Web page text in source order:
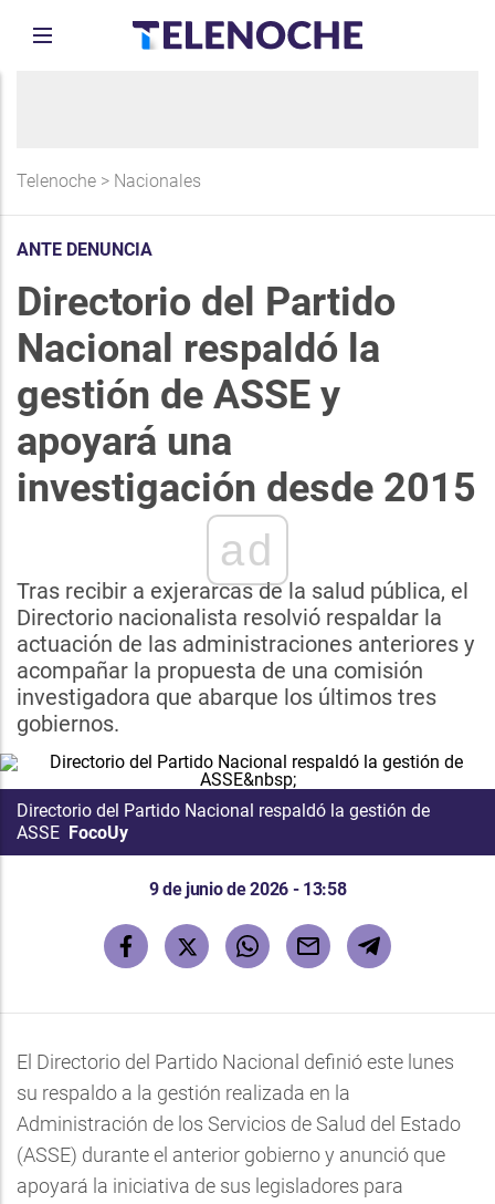
Telenoche > Nacionales
ANTE DENUNCIA
Directorio del Partido
Nacional respaldó la
gestión de ASSE y
apoyará una
investigación desde 2015
ad
Tras recibir a exjerarcas de la salud pública, el
Directorio nacionalista resolvió respaldar la
actuación de las administraciones anteriores y
acompañar la propuesta de una comisión
investigadora que abarque los últimos tres
gobiernos.
Directorio del Partido Nacional respaldó la gestión de
ASSE FocoUy
9 de junio de 2026 - 13:58
El Directorio del Partido Nacional definió este lunes
su respaldo a la gestión realizada en la
Administración de los Servicios de Salud del Estado
(ASSE) durante el anterior gobierno y anunció que
apoyará la iniciativa de sus legisladores para